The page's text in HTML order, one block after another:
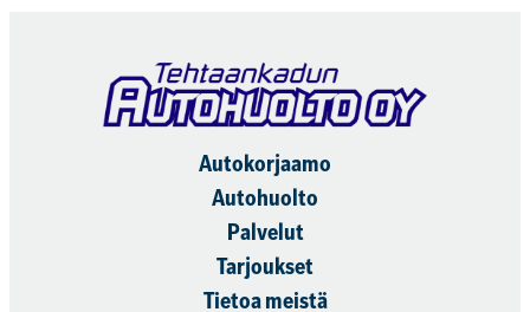
Autokorjaamo
Autohuolto
Palvelut
Tarjoukset
Tietoa meistä